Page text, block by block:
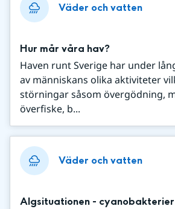
Väder och vatten
Hur mår våra hav?
Haven runt Sverige har under
av människans olika aktiviteter
störningar såsom övergödning,
överfiske, b...
Väder och vatten
Algsituationen - cyanobakterier